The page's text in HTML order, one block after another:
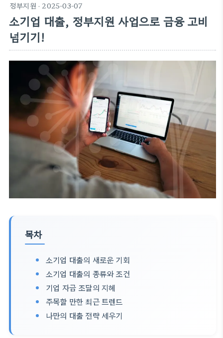
정부지원 · 2025-03-07
소기업 대출, 정부지원 사업으로 금융 고비
넘기기!
목차
소기업 대출의 새로운 기회
소기업 대출의 종류와 조건
기업 자금 조달의 지혜
주목할 만한 최근 트렌드
나만의 대출 전략 세우기